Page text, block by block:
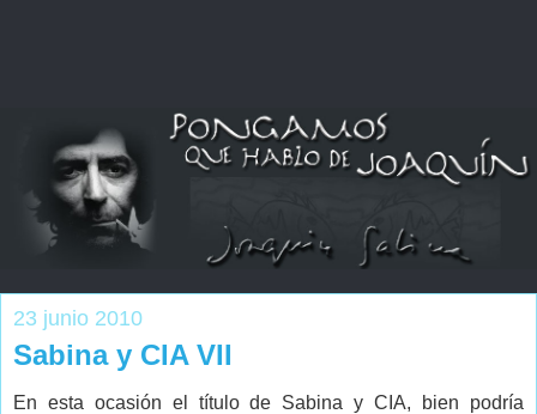
23 junio 2010
Sabina y CIA VII
En esta ocasión el título de Sabina y CIA, bien podría